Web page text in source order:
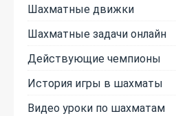
Шахматные движки
Шахматные задачи онлайн
Действующие чемпионы
История игры в шахматы
Видео уроки по шахматам